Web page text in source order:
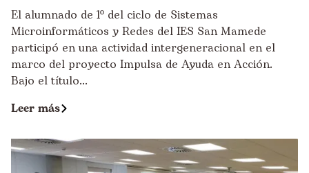
El alumnado de 1º del ciclo de Sistemas
Microinformáticos y Redes del IES San Mamede
participó en una actividad intergeneracional en el
marco del proyecto Impulsa de Ayuda en Acción.
Bajo el título...
Leer más